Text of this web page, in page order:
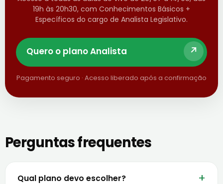
19h às 20h30, com Conhecimentos Básicos +
Específicos do cargo de Analista Legislativo.
Quero o plano Analista
Pagamento seguro · Acesso liberado após a confirmação
Perguntas frequentes
Qual plano devo escolher?